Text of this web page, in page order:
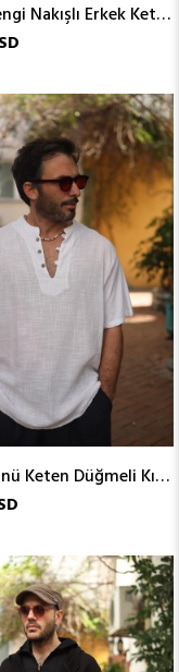
Krem Rengi Nakışlı Erkek Keten Gömlek
Beyaz Önü Keten Düğmeli Kısa Kollu Erkek Henley